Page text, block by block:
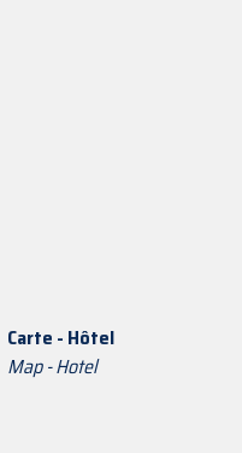
Carte - Hôtel
Map - Hotel